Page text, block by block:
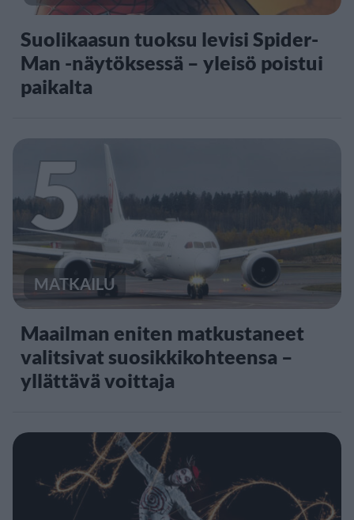
Suolikaasun tuoksu levisi Spider-
Man -näytöksessä – yleisö poistui
paikalta
5
MATKAILU
Maailman eniten matkustaneet
valitsivat suosikkikohteensa –
yllättävä voittaja